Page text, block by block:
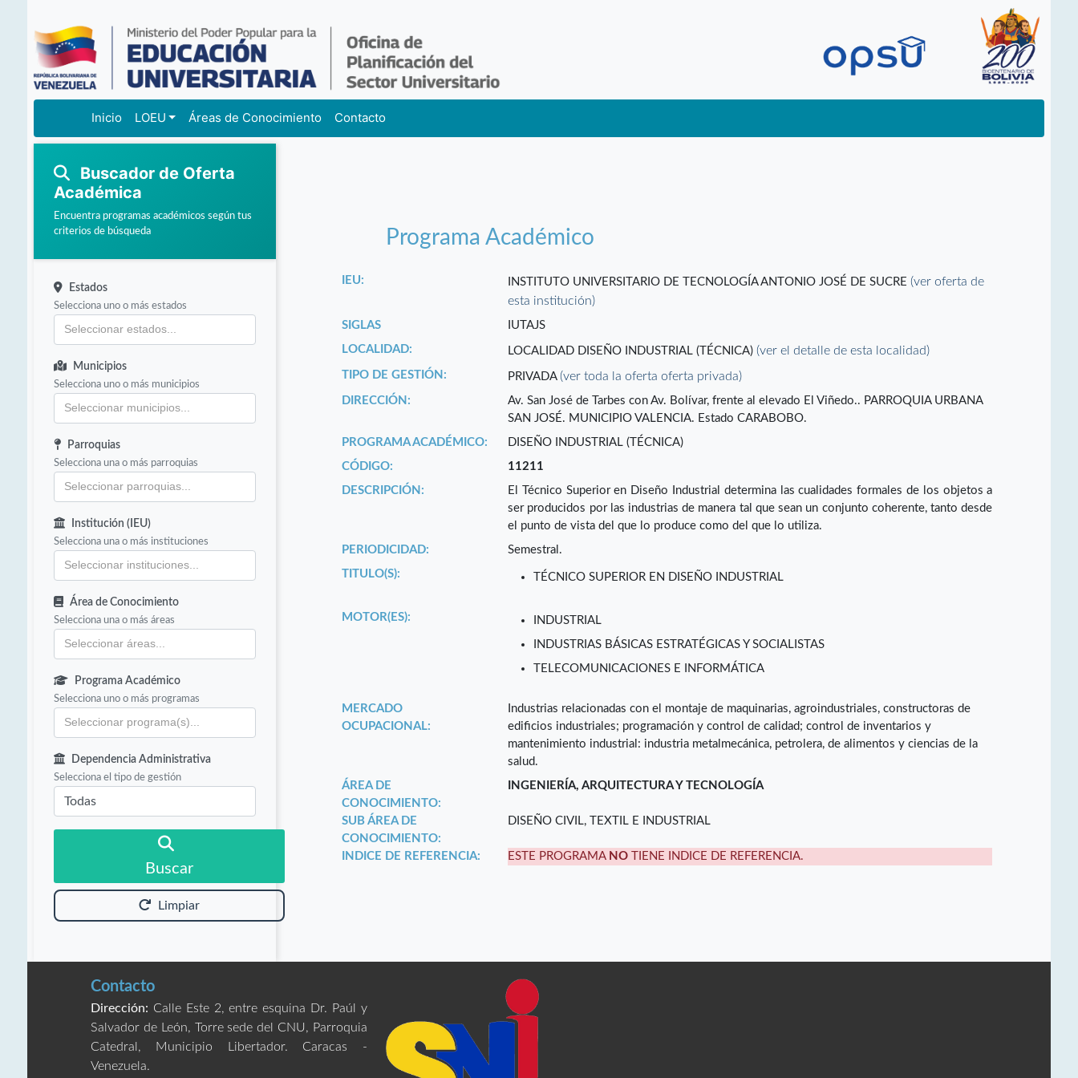
Inicio LOEU Áreas de Conocimiento Contacto
Buscador de Oferta
Académica
Encuentra programas académicos según tus
criterios de búsqueda
Estados
Selecciona uno o más estados
Municipios
Selecciona uno o más municipios
Parroquias
Selecciona una o más parroquias
Institución (IEU)
Selecciona una o más instituciones
Área de Conocimiento
Selecciona una o más áreas
Programa Académico
Selecciona uno o más programas
Dependencia Administrativa
Selecciona el tipo de gestión
Buscar
Limpiar
Programa Académico
IEU: INSTITUTO UNIVERSITARIO DE TECNOLOGÍA ANTONIO JOSÉ DE SUCRE(ver oferta de
esta institución)
SIGLAS
IUTAJS
LOCALIDAD:
LOCALIDAD DISEÑO INDUSTRIAL (TÉCNICA)(ver el detalle de esta localidad)
TIPO DE GESTIÓN: PRIVADA(ver toda la oferta oferta privada)
DIRECCIÓN:
Av. San José de Tarbes con Av. Bolívar, frente al elevado El Viñedo.. PARROQUIA URBANA
SAN JOSÉ. MUNICIPIO VALENCIA. Estado CARABOBO.
PROGRAMA ACADÉMICO:
DISEÑO INDUSTRIAL (TÉCNICA)
CÓDIGO:
11211
DESCRIPCIÓN:
El Técnico Superior en Diseño Industrial determina las cualidades formales de los objetos a
ser producidos por las industrias de manera tal que sean un conjunto coherente, tanto desde
el punto de vista del que lo produce como del que lo utiliza.
PERIODICIDAD:
Semestral.
TITULO(S):
TÉCNICO SUPERIOR EN DISEÑO INDUSTRIAL
MOTOR(ES):
INDUSTRIAL
INDUSTRIAS BÁSICAS ESTRATÉGICAS Y SOCIALISTAS
TELECOMUNICACIONES E INFORMÁTICA
MERCADO
OCUPACIONAL:
Industrias relacionadas con el montaje de maquinarias, agroindustriales, constructoras de
edificios industriales; programación y control de calidad; control de inventarios y
mantenimiento industrial: industria metalmecánica, petrolera, de alimentos y ciencias de la
salud.
ÁREA DE
CONOCIMIENTO:
INGENIERÍA, ARQUITECTURA Y TECNOLOGÍA
SUB ÁREA DE
CONOCIMIENTO:
DISEÑO CIVIL, TEXTIL E INDUSTRIAL
INDICE DE REFERENCIA: ESTE PROGRAMA NO TIENE INDICE DE REFERENCIA.
Contacto
Dirección: Calle Este 2, entre esquina Dr. Paúl y
Salvador de León, Torre sede del CNU, Parroquia
Catedral, Municipio Libertador. Caracas -
Venezuela.